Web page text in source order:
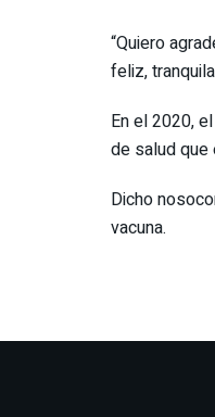
“Quiero
feliz,
En el 2020,
de salud que
Dicho
vacuna.